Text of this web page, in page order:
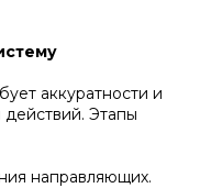
аккуратности и
Этапы
направляющих.